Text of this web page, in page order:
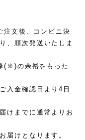
文後、コンビニ決
、順次発送いたしま
(※)の余裕をもった
入金確認日より4日
けまでに通常よりお
届けとなります。